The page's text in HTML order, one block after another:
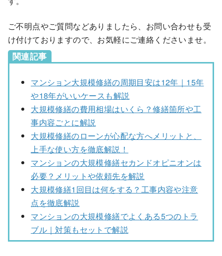
ご不明点やご質問などありましたら、お問い合わせも受
け付けておりますので、お気軽にご連絡くださいませ。
関連記事
マンション大規模修繕の周期目安は12年｜15年
や18年がいいケースも解説
大規模修繕の費用相場はいくら？修繕箇所や工
事内容ごとに解説
大規模修繕のローンが心配な方へメリットと、
上手な使い方を徹底解説！
マンションの大規模修繕セカンドオピニオンは
必要？メリットや依頼先を解説
大規模修繕1回目は何をする？工事内容や注意
点を徹底解説
マンションの大規模修繕でよくある5つのトラ
ブル｜対策もセットで解説